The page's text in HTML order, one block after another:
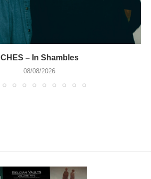
CHES – In Shambles
08/08/2026